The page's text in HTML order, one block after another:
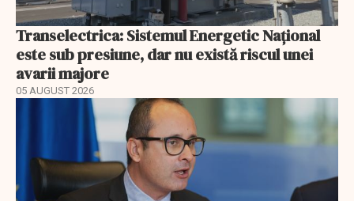
Transelectrica: Sistemul Energetic Național
este sub presiune, dar nu există riscul unei
avarii majore
05 AUGUST 2026